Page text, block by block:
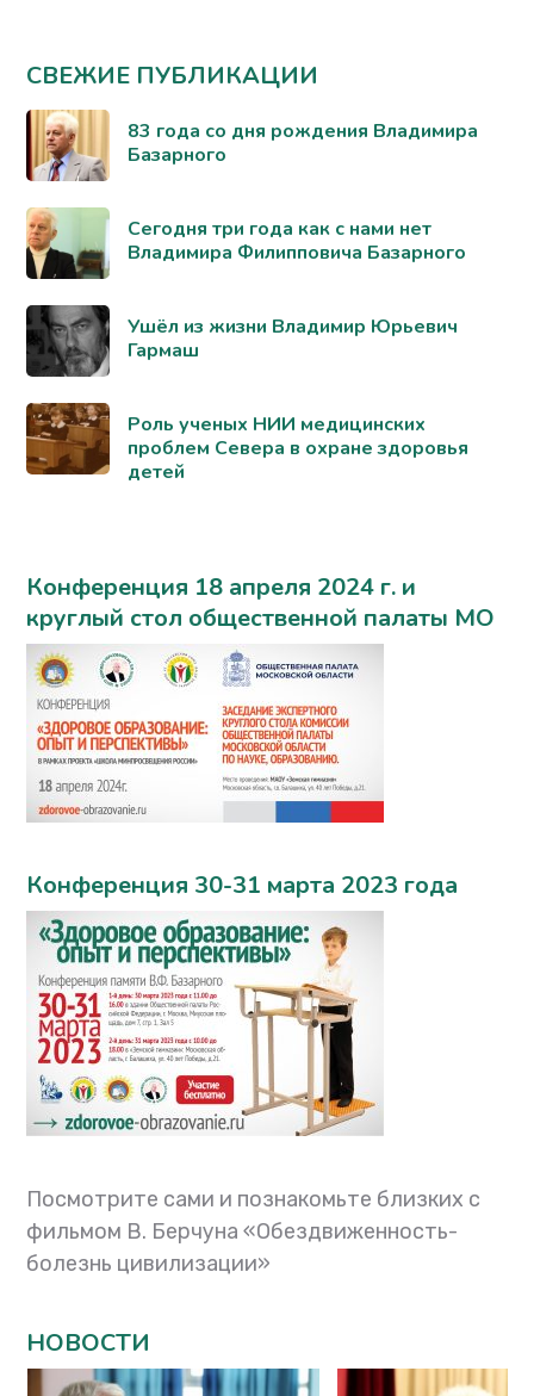
СВЕЖИЕ ПУБЛИКАЦИИ
83 года со дня рождения Владимира
Базарного
Сегодня три года как с нами нет
Владимира Филипповича Базарного
Ушёл из жизни Владимир Юрьевич
Гармаш
Роль ученых НИИ медицинских
проблем Севера в охране здоровья
детей
Конференция 18 апреля 2024 г. и
круглый стол общественной палаты МО
Конференция 30-31 марта 2023 года
Посмотрите сами и познакомьте близких с
фильмом В. Берчуна «Обездвиженность-
болезнь цивилизации»
НОВОСТИ